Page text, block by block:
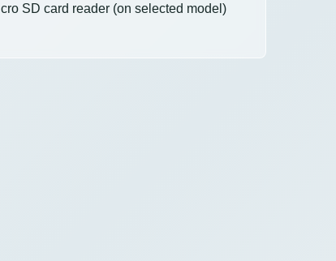
SD card reader (on selected model)